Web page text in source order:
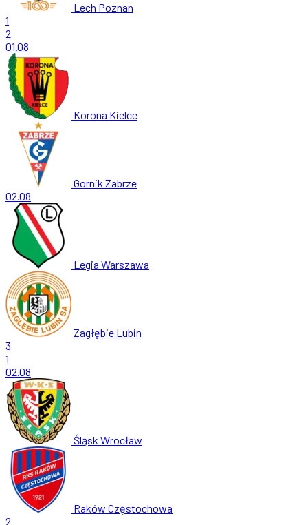
Lech Poznan
1
2
01.08
Korona Kielce
Gornik Zabrze
02.08
Legia Warszawa
Zagłębie Lubin
3
1
02.08
Śląsk Wrocław
Raków Częstochowa
2